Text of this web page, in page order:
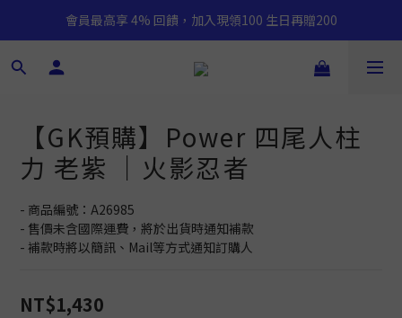
會員最高享 4% 回饋，加入現領100 生日再贈200
【GK預購】Power 四尾人柱
力 老紫 ｜火影忍者
- 商品編號：A26985
- 售價未含國際運費，將於出貨時通知補款
- 補款時將以簡訊、Mail等方式通知訂購人
NT$1,430